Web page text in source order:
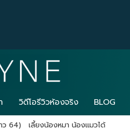
วิดีโอรีวิวห้องจริง BLOG
าว 64) เลี้ยงน้องหมา น้องแมวได้